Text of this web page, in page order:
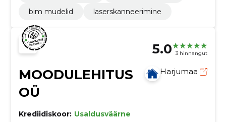
bim mudelid
laserskanneerimine
5.0 3 hinnangut
MOODULEHITUS
OÜ
Harjumaa
Krediidiskoor: Usaldusväärne